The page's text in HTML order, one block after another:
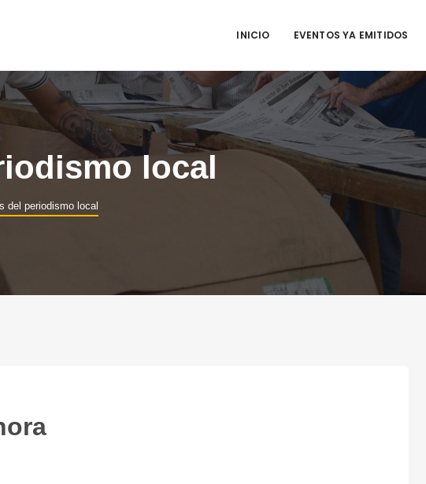
INICIO EVENTOS YA EMITIDOS
local
del periodismo local